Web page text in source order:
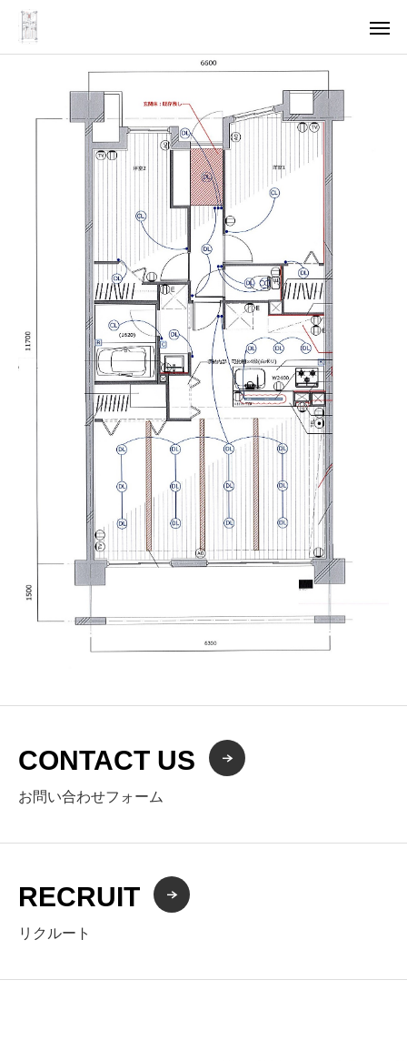
CONTACT US
お問い合わせフォーム
RECRUIT
リクルート